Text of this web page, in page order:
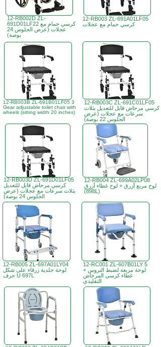
12-RB002D ZL-
691D01LF22 كرسي حمام مع
عجلات (عرض الجلوس 24
بوصة)
12-RB003 ZL-691A01LF05
كرسي حمام مع عجلات
12-RB003B ZL-691B01LF05 3
Gear adjustable toilet chair with
wheels (sitting width 20 inches)
12-RB003C ZL-691C01LF05
كرسي مرحاض قابل للتعديل بثلاث
سرعات مع عجلات (عرض
الجلوس 22 بوصة)
12-RB003D ZL-691D01LF05
كرسي مرحاض قابل للتعديل
بثلاث سرعات مع عجلات (عرض
الجلوس 24 بوصة)
12-RB004 ZL-699A02LP08
لوح مربع أزرق + لوح غطاء أزرق
(898L)
12-RB005 ZL-697A01LY04
لوحة جلدية زرقاء على شكل
حرف U 697L
12-RC001 ZL-607B01LY 5
لوحة مربعة لضبط التروس +
غطاء كرسي المرحاض
التقليدي